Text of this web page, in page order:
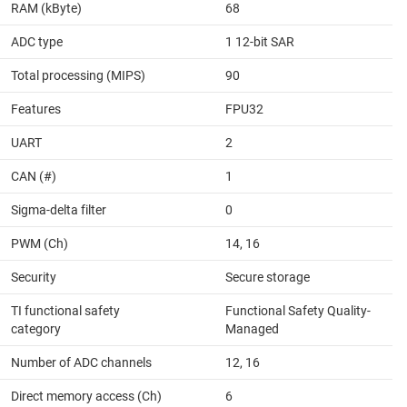
RAM (kByte) 68
ADC type 1 12-bit SAR
Total processing (MIPS) 90
Features FPU32
UART 2
CAN (#) 1
Sigma-delta filter 0
PWM (Ch) 14, 16
Security Secure storage
TI functional safety
category
Functional Safety Quality-
Managed
Number of ADC channels 12, 16
Direct memory access (Ch) 6